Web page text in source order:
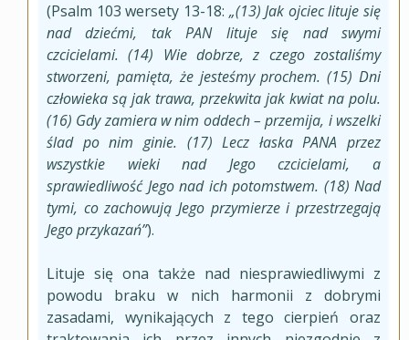
(Psalm 103 wersety 13-18: „(13) Jak ojciec lituje się
nad dziećmi, tak PAN lituje się nad swymi
czcicielami. (14) Wie dobrze, z czego zostaliśmy
stworzeni, pamięta, że jesteśmy prochem. (15) Dni
człowieka są jak trawa, przekwita jak kwiat na polu.
(16) Gdy zamiera w nim oddech – przemija, i wszelki
ślad po nim ginie. (17) Lecz łaska PANA przez
wszystkie wieki nad Jego czcicielami, a
sprawiedliwość Jego nad ich potomstwem. (18) Nad
tymi, co zachowują Jego przymierze i przestrzegają
Jego przykazań”).
Lituje się ona także nad niesprawiedliwymi z
powodu braku w nich harmonii z dobrymi
zasadami, wynikających z tego cierpień oraz